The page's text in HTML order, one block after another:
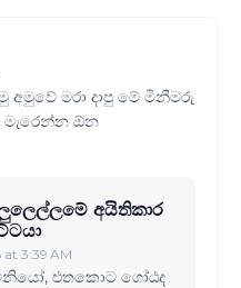
මරා දාපු මේ මිනීමරු
මැරෙන්න ඕන
අයිතිකාර
3:39 AM
එතකොට ගෝඨද